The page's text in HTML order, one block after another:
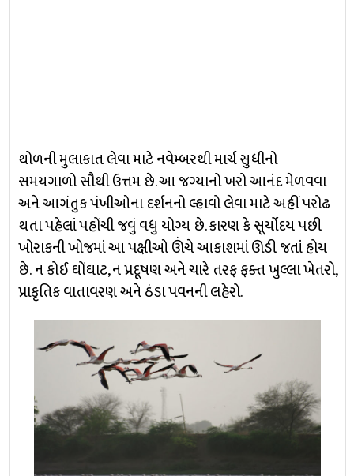
થોળની મુલાકાત લેવા માટે નવેમ્બરથી માર્ચ સુધીનો
સમયગાળો સૌથી ઉત્તમ છે. આ જગ્યાનો ખરો આનંદ મેળવવા
અને આગંતુક પંખીઓના દર્શનનો લ્હાવો લેવા માટે અહીં પરોઢ
થતા પહેલાં પહોંચી જવું વધુ યોગ્ય છે. કારણ કે સૂર્યોદય પછી
ખોરાકની ખોજમાં આ પક્ષીઓ ઊંચે આકાશમાં ઊડી જતાં હોય
છે. ન કોઈ ઘોંઘાટ, ન પ્રદૂષણ અને ચારે તરફ ફક્ત ખુલ્લા ખેતરો,
પ્રાકૃતિક વાતાવરણ અને ઠંડા પવનની લહેરો.